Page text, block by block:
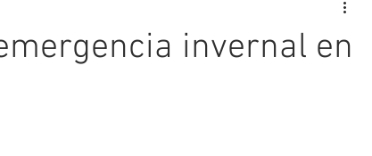
invernal en